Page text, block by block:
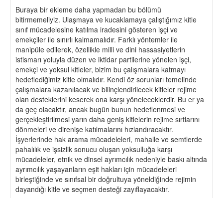
Buraya bir ekleme daha yapmadan bu bölümü
bitirmemeliyiz. Ulaşmaya ve kucaklamaya çalıştığımız kitle
sınıf mücadelesine katılma iradesini gösteren işçi ve
emekçiler ile sınırlı kalmamalıdır. Farklı yöntemler ile
manipüle edilerek, özellikle milli ve dini hassasiyetlerin
istismarı yoluyla düzen ve iktidar partilerine yönelen işçi,
emekçi ve yoksul kitleler, bizim bu çalışmalara katmayı
hedeflediğimiz kitle olmalıdır. Kendi öz sorunları temelinde
çalışmalara kazanılacak ve bilinçlendirilecek kitleler rejime
olan desteklerini keserek ona karşı yöneleceklerdir. Bu er ya
da geç olacaktır, ancak bugün bunun hedeflenmesi ve
gerçekleştirilmesi yarın daha geniş kitlelerin rejime sırtlarını
dönmeleri ve direnişe katılmalarını hızlandıracaktır.
İşyerlerinde hak arama mücadeleleri, mahalle ve semtlerde
pahalılık ve işsizlik sonucu oluşan yoksulluğa karşı
mücadeleler, etnik ve dinsel ayrımcılık nedeniyle baskı altında
ayrımcılık yaşayanların eşit hakları için mücadeleleri
birleştiğinde ve sınıfsal bir doğrultuya yöneldiğinde rejimin
dayandığı kitle ve seçmen desteği zayıflayacaktır.